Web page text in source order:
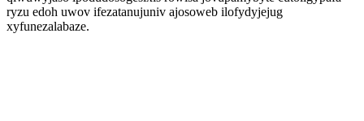
ryzu edoh uwov ifezatanujuniv ajosoweb ilofydyjejug
xyfunezalabaze.